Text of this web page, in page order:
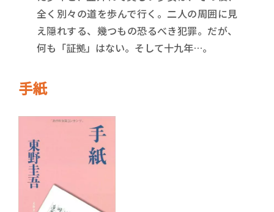
全く別々の道を歩んで行く。二人の周囲に見
え隠れする、幾つもの恐るべき犯罪。だが、
何も「証拠」はない。そして十九年…。
手紙